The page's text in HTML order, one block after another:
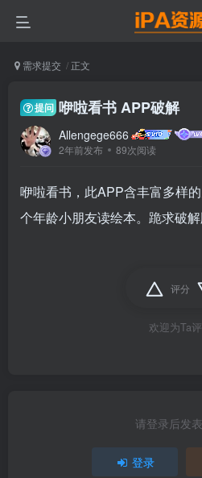
需求提交 正文
提问 咿啦看书 APP破解
Allengege666
2年前发布 89次阅读
咿啦看书，此APP含丰富多样
个年龄小朋友读绘本。跪求破
评分
欢迎为Ta
请登录后发
登录